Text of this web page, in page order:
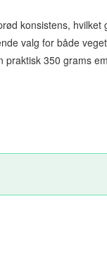
konsistens, hvilket
valg for både
praktisk 350 grams